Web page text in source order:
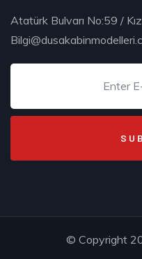
Atatürk Bulvarı No:59 /
© Copyright